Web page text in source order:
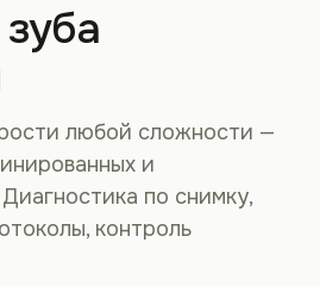
любой сложности —
и
по снимку,
контроль